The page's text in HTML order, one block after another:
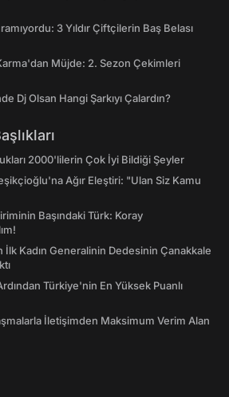
3 Yıldır Çiftçilerin Baş Belası
Müjde: 2. Sezon Çekimleri
Dj Olsan Hangi Şarkıyı Çalardın?
2000'lilerin Çok İyi Bildiği Şeyler
Ağır Eleştiri: "Ulan Siz Kamu
Başındaki Türk: Koray
Kadın Generalinin Dedesinin Çanakkale
Türkiye'nin En Yüksek Puanlı
İletişimden Maksimum Verim Alan